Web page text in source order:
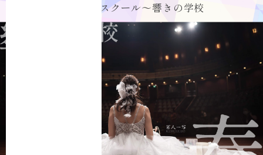
クリスタルボウルスクール〜響きの学校